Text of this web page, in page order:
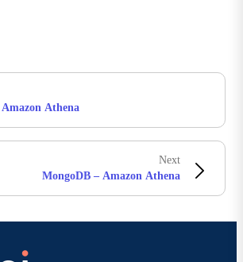
Athena
Next
MongoDB – Amazon Athena